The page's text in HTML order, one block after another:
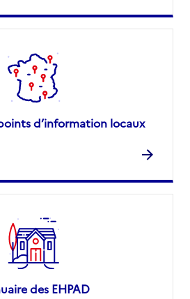
d’information locaux
des EHPAD